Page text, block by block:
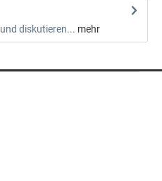
diskutieren... mehr